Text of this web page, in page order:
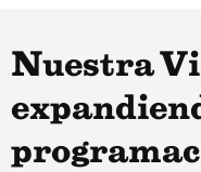
Nuestra